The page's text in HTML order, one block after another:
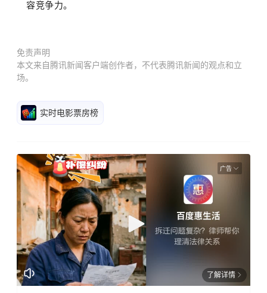
容竞争力。
免责声明
本文来自腾讯新闻客户端创作者，不代表腾讯新闻的观点和立
场。
实时电影票房榜
广告
了解详情